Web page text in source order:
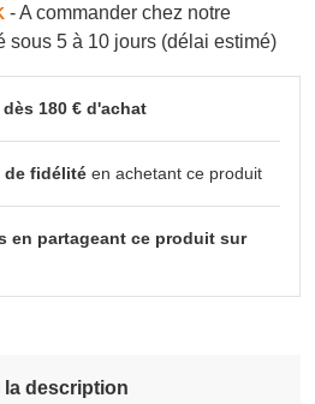
- A commander chez notre
sous 5 à 10 jours (délai estimé)
180 € d'achat
de fidélitéen achetant ce produit
en partageant ce produit sur
la description